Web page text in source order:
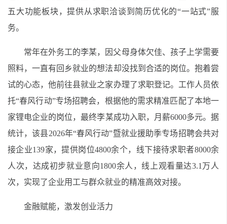
五大功能板块，提供从求职洽谈到简历优化的“一站式”服
务。
常年在外务工的李某，因父母身体欠佳、孩子上学需要
照料，一直有回乡就业的想法却没找到合适的岗位。抱着尝
试的心态，他前往县就业之家办理了求职登记。工作人员依
托“春风行动”专场招聘会，根据他的需求精准匹配了本地一
家锂电企业的岗位，最终李某成功入职，月薪6000多元。据
统计，该县2026年“春风行动”暨就业援助季专场招聘会共对
接企业139家，提供岗位4800余个，线下接待求职者8000余
人次，达成初步就业意向1800余人，线上观看量达3.1万人
次，实现了企业用工与群众就业的精准高效对接。
金融赋能，激发创业活力